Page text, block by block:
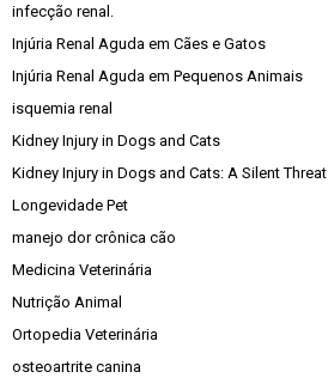
infecção renal.
Injúria Renal Aguda em Cães e Gatos
Injúria Renal Aguda em Pequenos Animais
isquemia renal
Kidney Injury in Dogs and Cats
Kidney Injury in Dogs and Cats: A Silent Threat
Longevidade Pet
manejo dor crônica cão
Medicina Veterinária
Nutrição Animal
Ortopedia Veterinária
osteoartrite canina